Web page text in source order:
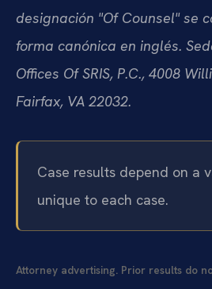
designación "Of Counsel" se
forma canónica en inglés.
Offices Of SRIS, P.C., 4008
Fairfax, VA 22032.
Case results depend on a
unique to each case.
Attorney advertising. Prior results do